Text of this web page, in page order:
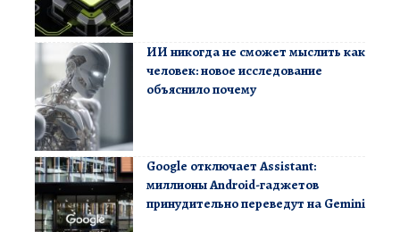
ИИ никогда не сможет мыслить как
человек: новое исследование
объяснило почему
Google отключает Assistant:
миллионы Android-гаджетов
принудительно переведут на Gemini